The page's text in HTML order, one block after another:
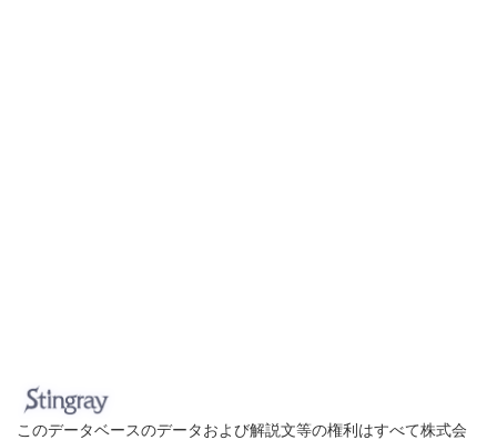
このデータベースのデータおよび解説文等の権利はすべて株式会